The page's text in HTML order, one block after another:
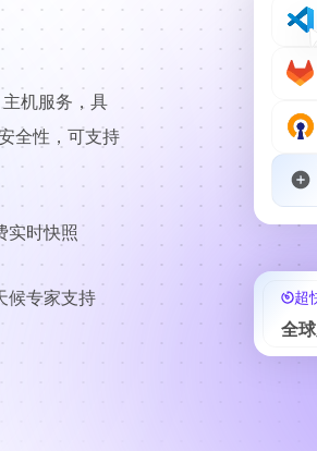
机服务，具
全性，可支持
实时快照
候专家支持 超
全